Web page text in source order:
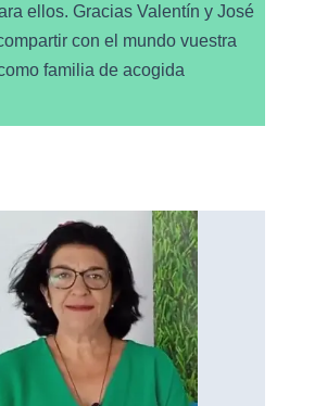
ellos. Gracias Valentín y José
con el mundo vuestra
familia de acogida